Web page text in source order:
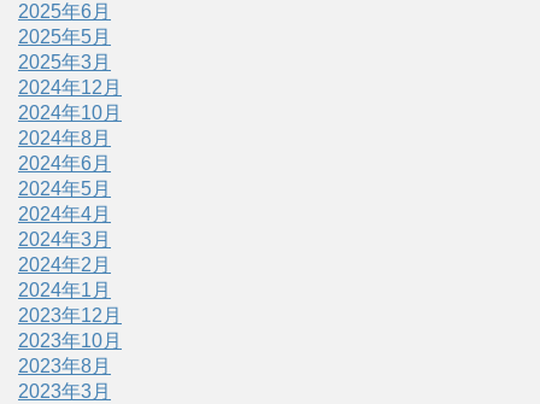
2025年6月
2025年5月
2025年3月
2024年12月
2024年10月
2024年8月
2024年6月
2024年5月
2024年4月
2024年3月
2024年2月
2024年1月
2023年12月
2023年10月
2023年8月
2023年3月